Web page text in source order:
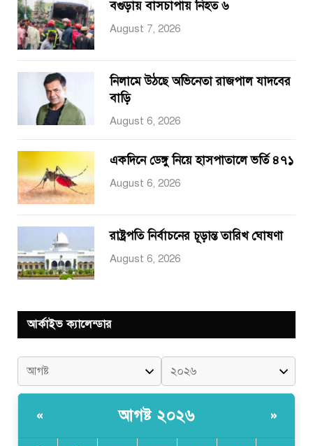
বগুড়ায় বাসচাপায় নিহত ৬
August 7, 2026
নিলামে উঠছে অভিনেতা রাজপাল যাদবের
বাড়ি
August 6, 2026
একদিনে ডেঙ্গু নিয়ে হাসপাতালে ভর্তি ৪৭১
August 6, 2026
রাষ্ট্রপতি নির্বাচনের চূড়ান্ত তারিখ ঘোষণা
August 6, 2026
আর্কাইভ ক্যালেন্ডার
« আগষ্ট ২০২৬ »